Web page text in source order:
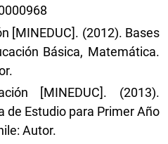
[MINEDUC]. (2012). Bases
Básica, Matemática.
[MINEDUC]. (2013).
de Estudio para Primer Año
Autor.